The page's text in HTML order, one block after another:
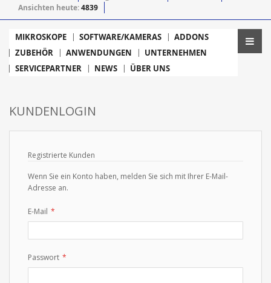
Ansichten heute:4839
MIKROSKOPE SOFTWARE/KAMERAS
ADDONS
ZUBEHÖR
ANWENDUNGEN
UNTERNEHMEN
SERVICEPARTNER
NEWS ÜBER UNS
KUNDENLOGIN
Registrierte Kunden
Wenn Sie ein Konto haben, melden Sie sich mit Ihrer E-Mail-
Adresse an.
E-Mail
Passwort